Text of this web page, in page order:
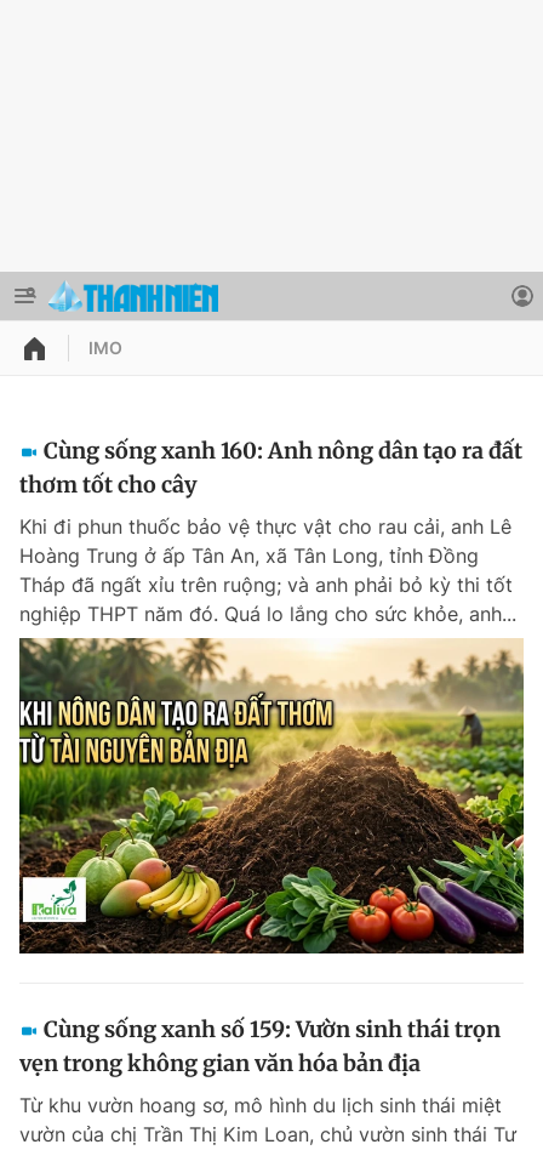
QUẢNG CÁO
Chuyên mục khác
Chào ngày mới Tin 24h
Tin thị trường Tin 360
Video Magazine
Sản phẩm khác
Tiện ích Bạn cần biết
Thông tin tài khoản
Đổi mật khẩu
Tin đã lưu
Tin đã xem
Đăng xuất
IMO
Cùng sống xanh 160: Anh nông dân tạo ra đất
thơm tốt cho cây
Khi đi phun thuốc bảo vệ thực vật cho rau cải, anh Lê
Hoàng Trung ở ấp Tân An, xã Tân Long, tỉnh Đồng
Tháp đã ngất xỉu trên ruộng; và anh phải bỏ kỳ thi tốt
nghiệp THPT năm đó. Quá lo lắng cho sức khỏe, anh...
Cùng sống xanh số 159: Vườn sinh thái trọn
vẹn trong không gian văn hóa bản địa
Từ khu vườn hoang sơ, mô hình du lịch sinh thái miệt
vườn của chị Trần Thị Kim Loan, chủ vườn sinh thái Tư